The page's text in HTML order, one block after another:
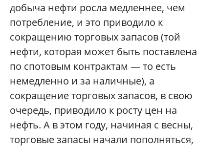
добыча нефти росла медленнее, чем
потребление, и это приводило к
сокращению торговых запасов (той
нефти, которая может быть поставлена
по спотовым контрактам — то есть
немедленно и за наличные), а
сокращение торговых запасов, в свою
очередь, приводило к росту цен на
нефть. А в этом году, начиная с весны,
торговые запасы начали пополняться,